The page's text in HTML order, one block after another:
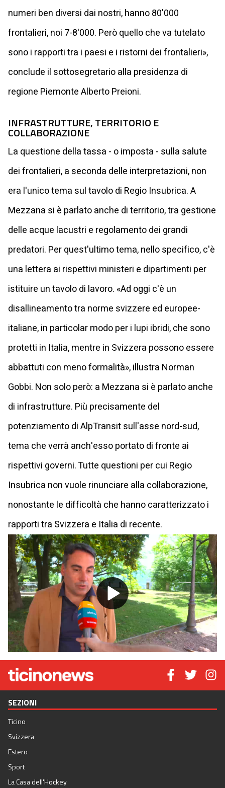
numeri ben diversi dai nostri, hanno 80'000
frontalieri, noi 7-8'000. Però quello che va tutelato
sono i rapporti tra i paesi e i ristorni dei frontalieri»,
conclude il sottosegretario alla presidenza di
regione Piemonte Alberto Preioni.
INFRASTRUTTURE, TERRITORIO E
COLLABORAZIONE
La questione della tassa - o imposta - sulla salute
dei frontalieri, a seconda delle interpretazioni, non
era l'unico tema sul tavolo di Regio Insubrica. A
Mezzana si è parlato anche di territorio, tra gestione
delle acque lacustri e regolamento dei grandi
predatori. Per quest'ultimo tema, nello specifico, c'è
una lettera ai rispettivi ministeri e dipartimenti per
istituire un tavolo di lavoro. «Ad oggi c'è un
disallineamento tra norme svizzere ed europee-
italiane, in particolar modo per i lupi ibridi, che sono
protetti in Italia, mentre in Svizzera possono essere
abbattuti con meno formalità», illustra Norman
Gobbi. Non solo però: a Mezzana si è parlato anche
di infrastrutture. Più precisamente del
potenziamento di AlpTransit sull'asse nord-sud,
tema che verrà anch'esso portato di fronte ai
rispettivi governi. Tutte questioni per cui Regio
Insubrica non vuole rinunciare alla collaborazione,
nonostante le difficoltà che hanno caratterizzato i
rapporti tra Svizzera e Italia di recente.
Play
Video
SEZIONI
Ticino
Svizzera
Estero
Sport
La Casa dell'Hockey